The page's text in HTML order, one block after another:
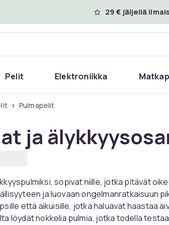
29 € jäljellä
Pelit Elektroniikka
Pulmapelit
ja
sopivat niille, jotka pitävät
ja luovaan ongelmanratkaisuun
että aikuisille, jotka haluavat haastaa
löydät nokkelia pulmia, jotka todella